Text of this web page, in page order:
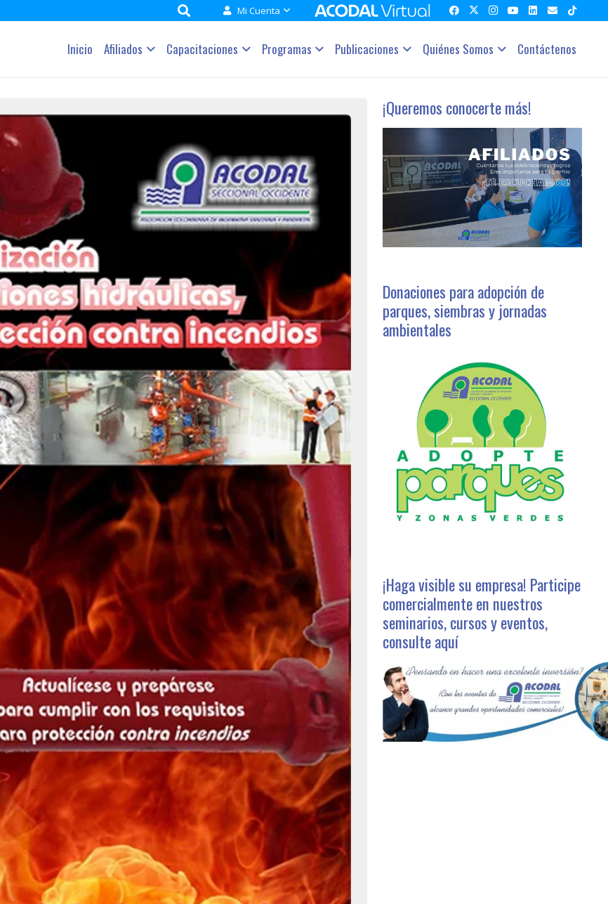
Mi Cuenta
Inicio Afiliados Capacitaciones Programas Publicaciones Quiénes Somos Contáctenos
¡Queremos conocerte más!
Donaciones para adopción de
parques, siembras y jornadas
ambientales
¡Haga visible su empresa! Participe
comercialmente en nuestros
seminarios, cursos y eventos,
consulte aquí